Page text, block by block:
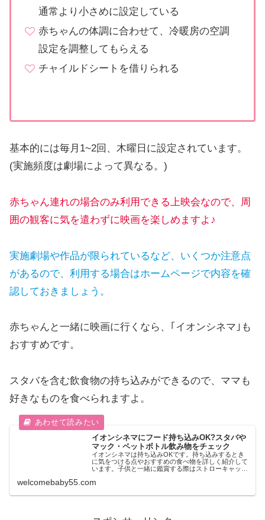
通常より小さめに設定している
赤ちゃんの体調に合わせて、冷暖房の空調
設定を調整してもらえる
チャイルドシートを借りられる
基本的には毎月1~2回、木曜日に設定されています。
(実施頻度は劇場によって異なる。)
赤ちゃん連れの場合のみ利用できる上映会なので、周
囲の観客に気を遣わずに映画を楽しめますよ♪
実施劇場や作品が限られているなど、いくつか注意点
があるので、利用する場合はホームページで内容を確
認しておきましょう。
赤ちゃんと一緒に映画に行くなら、｢イオンシネマ｣も
おすすめです。
スタバを含む飲食物の持ち込みができるので、ママも
好きなものを食べられますよ。
イオンシネマにフード持ち込みOK?スタバや
マック・ペットボトル飲み物をチェック
イオンシネマは持ち込みOKです。持ち込みするとき
に気をつける点やおすすめの食べ物を詳しく紹介して
います。子供と一緒に鑑賞する際はストローキャップ
利ですよ♪チケット割引も要チェックです!!
welcomebaby55.com